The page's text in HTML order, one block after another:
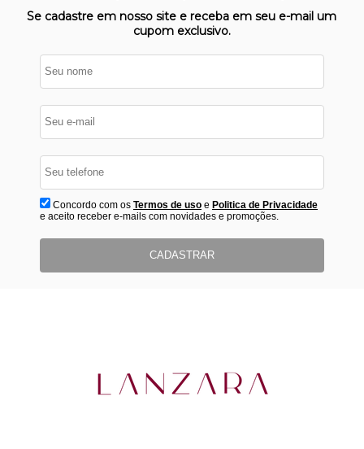
Se cadastre em nosso site e receba em seu e-mail um
cupom exclusivo.
Concordo com os Termos de usoe Politica de Privacidade
e aceito receber e-mails com novidades e promoções.
CADASTRAR